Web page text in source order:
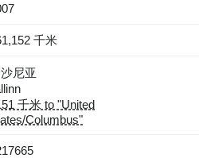
千米
尼亚
千米 to "United
Columbus"